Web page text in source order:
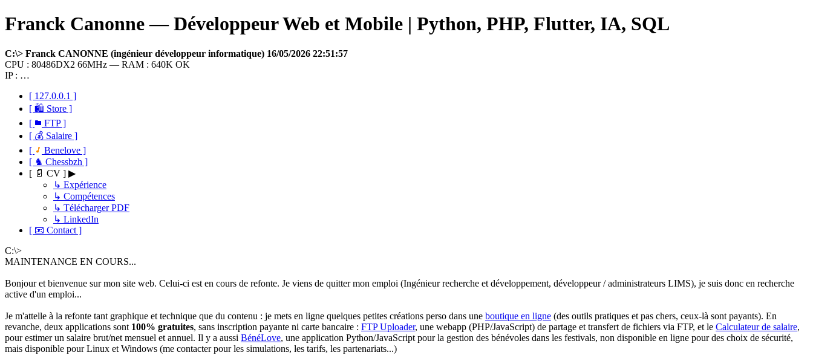
Franck Canonne — Développeur Web et Mobile | Python, PHP, Flutter, IA, SQL
C:\> Franck CANONNE (ingénieur développeur informatique) 16/05/2026 22:51:57
CPU : 80486DX2 66MHz — RAM : 640K OK
IP : …
[ 127.0.0.1 ]
[ 🛍 Store ]
[
FTP ]
[ 💰 Salaire ]
[
Benelove ]
[ ♞ Chessbzh ]
[ 📄 CV ] ▶
↳ Expérience
↳ Compétences
↳ Télécharger PDF
↳ LinkedIn
[ 📧 Contact ]
C:\>
MAINTENANCE EN COURS...
Bonjour et bienvenue sur mon site web. Celui-ci est en cours de refonte. Je viens de quitter mon emploi (Ingénieur recherche et développement, développeur / administrateurs LIMS), je suis donc en recherche
active d'un emploi...
Je m'attelle à la refonte tant graphique et technique que du contenu : je mets en ligne quelques petites créations perso dans une boutique en ligne (des outils pratiques et pas chers, ceux-là sont payants). En
revanche, deux applications sont 100% gratuites, sans inscription payante ni carte bancaire : FTP Uploader, une webapp (PHP/JavaScript) de partage et transfert de fichiers via FTP, et le Calculateur de salaire,
pour estimer un salaire brut/net mensuel et annuel. Il y a aussi BénéLove, une application Python/JavaScript pour la gestion des bénévoles dans les festivals, non disponible en ligne pour des choix de sécurité,
mais disponible pour Linux et Windows (me contacter pour les simulations, les tarifs, les partenariats...)